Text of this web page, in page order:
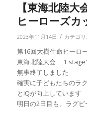
【東海北陸
ヒーローズカ
2023年11月14日 / カテゴリ:
第16回大樹生命ヒーロ
東海北陸大会 １
無事終了しました
確実に子どもたちのラ
とIQが向上しています
明日の2日目も、ラグビ